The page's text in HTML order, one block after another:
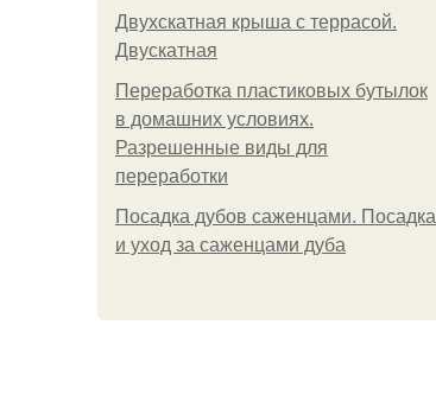
Двухскатная крыша с террасой.
Двускатная
Переработка пластиковых бутылок
в домашних условиях.
Разрешенные виды для
переработки
Посадка дубов саженцами. Посадка
и уход за саженцами дуба